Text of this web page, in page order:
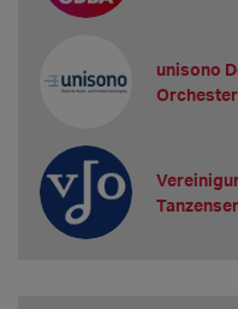
unisono